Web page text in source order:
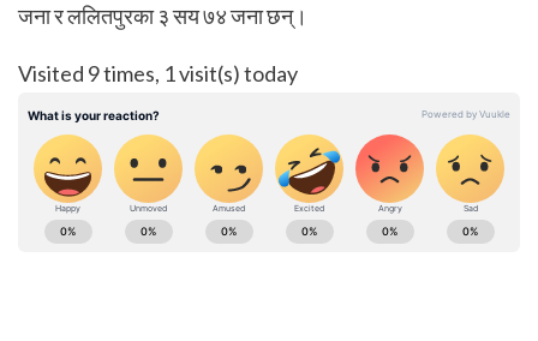
जना र ललितपुरका ३ सय ७४ जना छन्।
Visited 9 times, 1 visit(s) today